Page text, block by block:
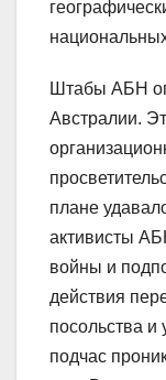
Штабы АБН
Австралии.
плане
активисты
войны и
действия
посольства и
подчас